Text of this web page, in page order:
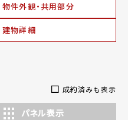
物件外観・共用部分
建物詳細
成約済みも表示
パネル表示